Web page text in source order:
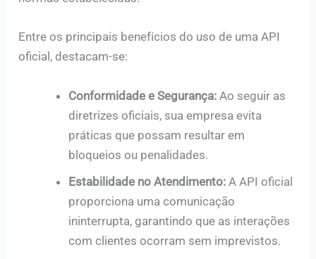
Entre os principais benefícios do uso de uma API
oficial, destacam-se:
Conformidade e Segurança: Ao seguir as
diretrizes oficiais, sua empresa evita
práticas que possam resultar em
bloqueios ou penalidades.
Estabilidade no Atendimento: A API oficial
proporciona uma comunicação
ininterrupta, garantindo que as interações
com clientes ocorram sem imprevistos.